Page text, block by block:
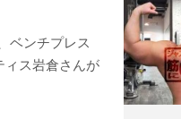
ベンチプレス
ィス岩倉さんが